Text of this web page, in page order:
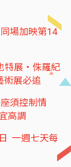
場加映第14
特展‧侏羅紀
展必追
須控制情
高調
一週七天每